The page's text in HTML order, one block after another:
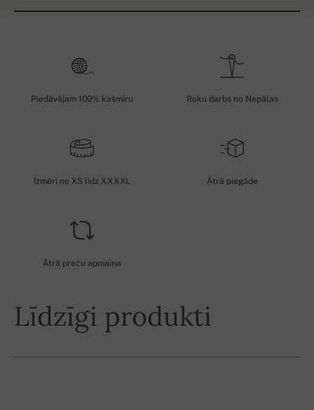
Piedāvājam 100% kašmiru Roku darbs no Nepālas
Izmēri no XS līdz XXXXL Ātrā piegāde
Ātrā preču apmaiņa
Līdzīgi produkti